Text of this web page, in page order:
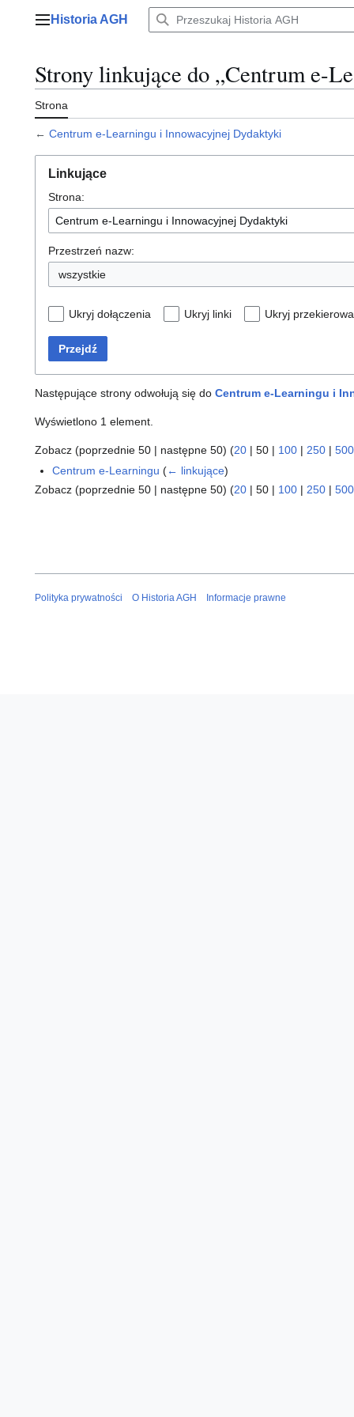
Menu główne
Historia AGH
Strony linkujące do „Centrum e-
Strona
← Centrum e-Learningu i Innowacyjnej Dydaktyki
Linkujące
Strona:
Przestrzeń nazw:
wszystkie
Ukryj dołączenia Ukryj linki Ukryj
Przejdź
Następujące strony odwołują się do Centrum e-Learningu i
Wyświetlono 1 element.
Zobacz (poprzednie 50 | następne 50) (20 | 50 | 100 | 250 | 500
Centrum e-Learningu (← linkujące)
Zobacz (poprzednie 50 | następne 50) (20 | 50 | 100 | 250 | 500
Polityka prywatności O Historia AGH Informacje prawne